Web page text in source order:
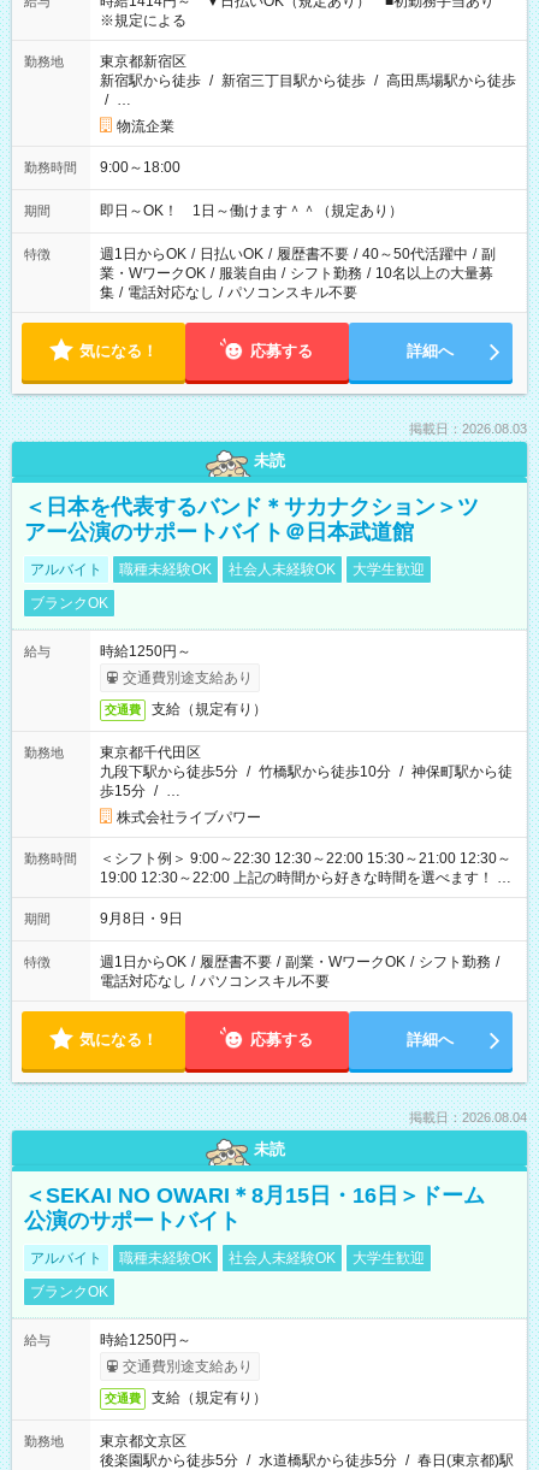
※規定による
勤務地
東京都新宿区
新宿駅から徒歩 / 新宿三丁目駅から徒歩 / 高田馬場駅から徒歩
/ …
物流企業
勤務時間 9:00～18:00
期間 即日～OK！ 1日～働けます＾＾（規定あり）
特徴 週1日からOK / 日払いOK / 履歴書不要 / 40～50代活躍中 / 副
業・WワークOK / 服装自由 / シフト勤務 / 10名以上の大量募
集 / 電話対応なし / パソコンスキル不要
気になる！ 応募する 詳細へ
掲載日：2026.08.03
未読
＜日本を代表するバンド＊サカナクション＞ツ
アー公演のサポートバイト＠日本武道館
アルバイト 職種未経験OK 社会人未経験OK
大学生歓迎
ブランクOK
給与
時給1250円～
交通費別途支給あり
交通費 支給（規定有り）
勤務地
東京都千代田区
九段下駅から徒歩5分 / 竹橋駅から徒歩10分 / 神保町駅から徒
歩15分 / …
株式会社ライブパワー
勤務時間
＜シフト例＞ 9:00～22:30 12:30～22:00 15:30～21:00 12:30～
19:00 12:30～22:00 上記の時間から好きな時間を選べます！ ※
時間は変更となる可能性があります
期間 9月8日・9日
特徴 週1日からOK / 履歴書不要 / 副業・WワークOK / シフト勤務 /
電話対応なし / パソコンスキル不要
気になる！ 応募する 詳細へ
掲載日：2026.08.04
未読
＜SEKAI NO OWARI＊8月15日・16日＞ドーム
公演のサポートバイト
アルバイト 職種未経験OK 社会人未経験OK
大学生歓迎
ブランクOK
給与
時給1250円～
交通費別途支給あり
交通費 支給（規定有り）
勤務地
東京都文京区
後楽園駅から徒歩5分 / 水道橋駅から徒歩5分 / 春日(東京都)駅